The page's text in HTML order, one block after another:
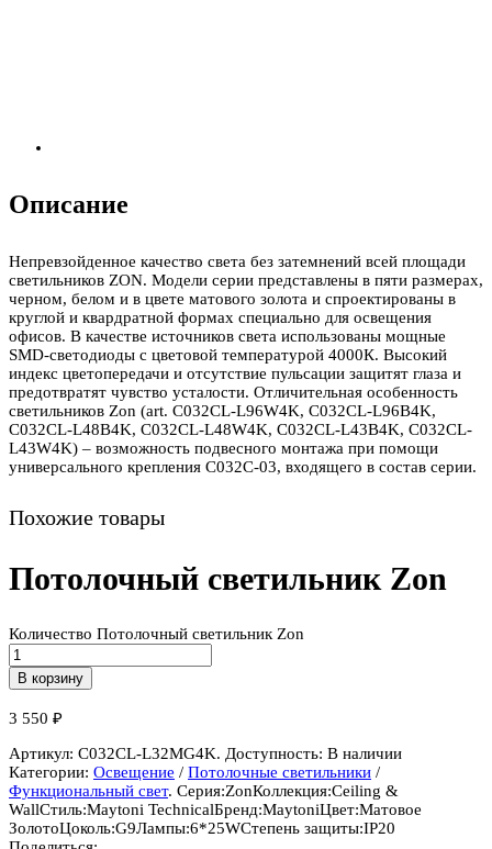
Описание
Непревзойденное качество света без затемнений всей площади
светильников ZON. Модели серии представлены в пяти размерах,
черном, белом и в цвете матового золота и спроектированы в
круглой и квардратной формах специально для освещения
офисов. В качестве источников света использованы мощные
SMD-светодиоды с цветовой температурой 4000К. Высокий
индекс цветопередачи и отсутствие пульсации защитят глаза и
предотвратят чувство усталости. Отличительная особенность
светильников Zon (art. C032CL-L96W4K, C032CL-L96B4K,
C032CL-L48B4K, C032CL-L48W4K, C032CL-L43B4K, C032CL-
L43W4K) – возможность подвесного монтажа при помощи
универсального крепления C032C-03, входящего в состав серии.
Похожие товары
Потолочный светильник Zon
Количество Потолочный светильник Zon
В корзину
3 550 ₽
Артикул: C032CL-L32MG4K. Доступность: В наличии
Категории: Освещение / Потолочные светильники /
Функциональный свет. Серия:ZonКоллекция:Ceiling &
WallСтиль:Maytoni TechnicalБренд:MaytoniЦвет:Матовое
ЗолотоЦоколь:G9Лампы:6*25WСтепень защиты:IP20